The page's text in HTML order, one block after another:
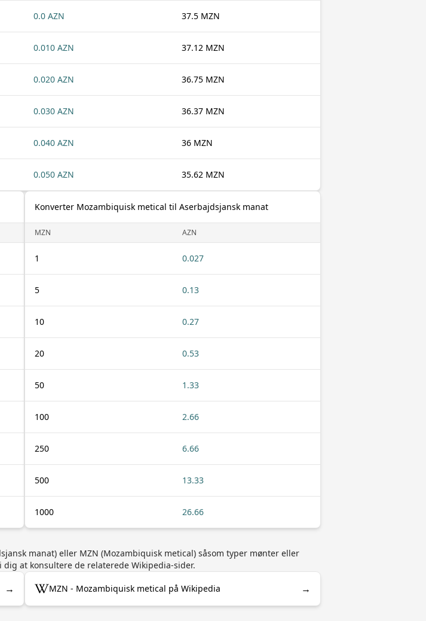
0.0 AZN 37.5 MZN
0.010 AZN 37.12 MZN
0.020 AZN 36.75 MZN
0.030 AZN 36.37 MZN
0.040 AZN 36 MZN
0.050 AZN 35.62 MZN
Konverter Mozambiquisk metical til Aserbajdsjansk manat
MZN AZN
1 0.027
5 0.13
10 0.27
20 0.53
50 1.33
100 2.66
250 6.66
500 13.33
1000 26.66
manat) eller MZN (Mozambiquisk metical) såsom typer mønter eller
at konsultere de relaterede Wikipedia-sider.
→ MZN - Mozambiquisk metical på Wikipedia →